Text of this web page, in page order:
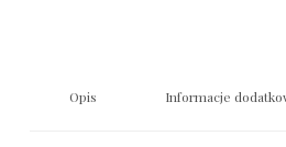
Opis Informacje